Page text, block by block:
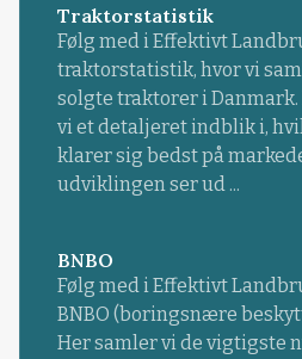
Traktorstatistik
Følg med i Effektivt
traktorstatistik, hvor vi
solgte traktorer i
vi et detaljeret indblik i,
klarer sig bedst på
udviklingen ser ud ...
BNBO
Følg med i Effektivt
BNBO (boringsnære
Her samler vi de vigtigste